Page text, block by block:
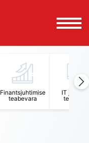
Finantsjuhtimise
teabevara
IT